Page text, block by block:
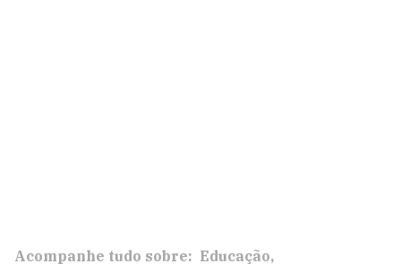
Acompanhe tudo sobre: Educação